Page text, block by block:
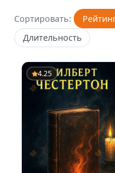
Сортировать:
Длительность
4.25